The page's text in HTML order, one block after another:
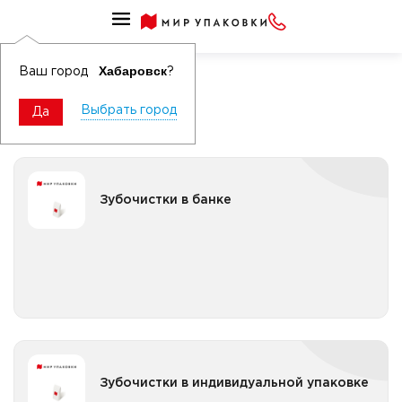
Ваш город Хабаровск?
Да Выбрать город
Зубочистки
Зубочистки в банке
Зубочистки в индивидуальной упаковке